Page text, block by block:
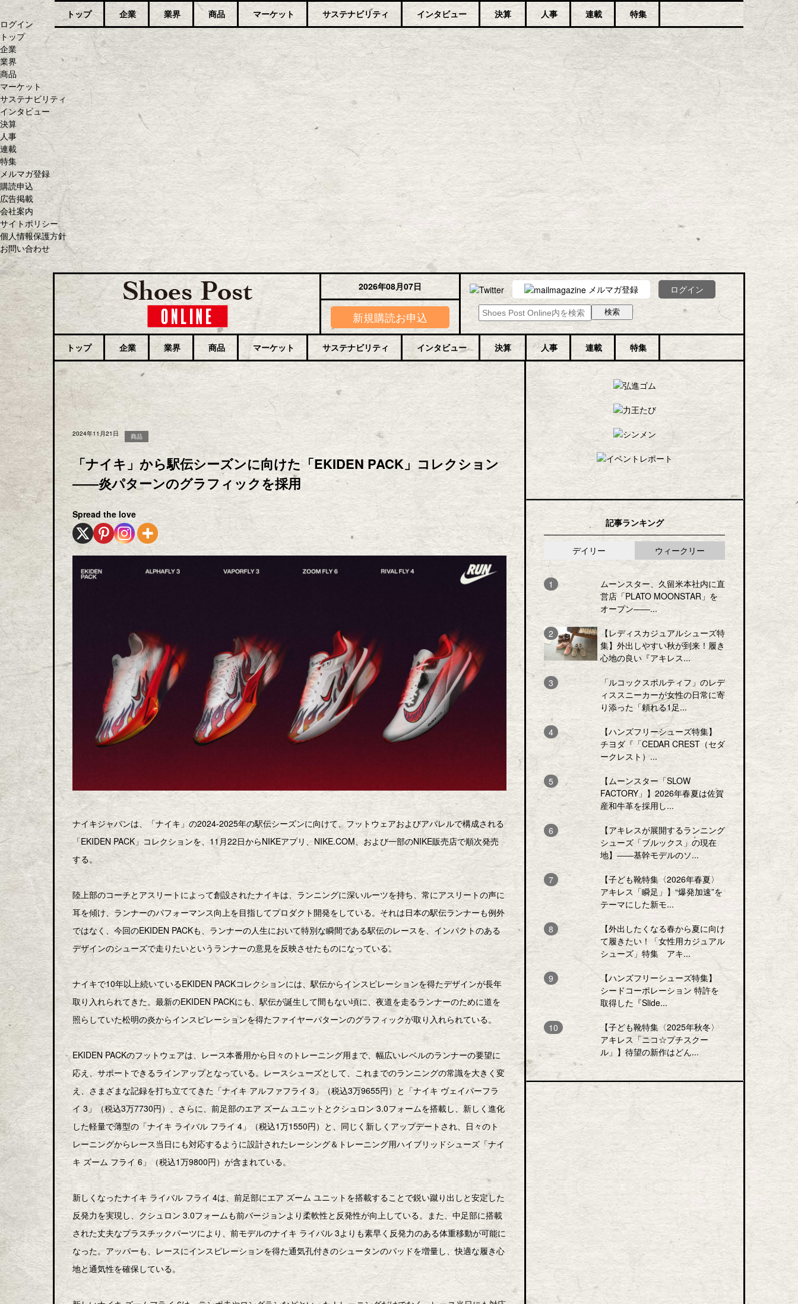
ログイン
トップ
企業
業界
商品
マーケット
サステナビリティ
インタビュー
決算
人事
連載
特集
メルマガ登録
購読申込
広告掲載
会社案内
サイトポリシー
個人情報保護方針
お問い合わせ
2026年08月07日
新規購読お申込
メルマガ登録 ログイン
トップ 企業 業界 商品 マーケット サステナビリティ インタビュー 決算 人事 連載 特集
トップ 企業 業界 商品 マーケット サステナビリティ インタビュー 決算 人事 連載 特集
2024年11月21日 商品
「ナイキ」から駅伝シーズンに向けた「EKIDEN PACK」コレクション
――炎パターンのグラフィックを採用
Spread the love
ナイキジャパンは、「ナイキ」の2024-2025年の駅伝シーズンに向けて、フットウェアおよびアパレルで構成される
「EKIDEN PACK」コレクションを、11月22日からNIKEアプリ、NIKE.COM、および一部のNIKE販売店で順次発売
する。
陸上部のコーチとアスリートによって創設されたナイキは、ランニングに深いルーツを持ち、常にアスリートの声に
耳を傾け、ランナーのパフォーマンス向上を目指してプロダクト開発をしている。それは日本の駅伝ランナーも例外
ではなく、今回のEKIDEN PACKも、ランナーの人生において特別な瞬間である駅伝のレースを、インパクトのある
デザインのシューズで走りたいというランナーの意見を反映させたものになっている。
ナイキで10年以上続いているEKIDEN PACKコレクションには、駅伝からインスピレーションを得たデザインが長年
取り入れられてきた。最新のEKIDEN PACKにも、駅伝が誕生して間もない頃に、夜道を走るランナーのために道を
照らしていた松明の炎からインスピレーションを得たファイヤーパターンのグラフィックが取り入れられている。
EKIDEN PACKのフットウェアは、レース本番用から日々のトレーニング用まで、幅広いレベルのランナーの要望に
応え、サポートできるラインアップとなっている。レースシューズとして、これまでのランニングの常識を大きく変
え、さまざまな記録を打ち立ててきた「ナイキ アルファフライ 3」（税込3万9655円）と「ナイキ ヴェイパーフラ
イ 3」（税込3万7730円）、さらに、前足部のエア ズーム ユニットとクシュロン 3.0フォームを搭載し、新しく進化
した軽量で薄型の「ナイキ ライバル フライ 4」（税込1万1550円）と、同じく新しくアップデートされ、日々のト
レーニングからレース当日にも対応するように設計されたレーシング＆トレーニング用ハイブリッドシューズ「ナイ
キ ズーム フライ 6」（税込1万9800円）が含まれている。
新しくなったナイキ ライバル フライ 4は、前足部にエア ズーム ユニットを搭載することで鋭い蹴り出しと安定した
反発力を実現し、クシュロン 3.0フォームも前バージョンより柔軟性と反発性が向上している。また、中足部に搭載
された丈夫なプラスチックパーツにより、前モデルのナイキ ライバル 3よりも素早く反発力のある体重移動が可能に
なった。アッパーも、レースにインスピレーションを得た通気孔付きのシュータンのパッドを増量し、快適な履き心
地と通気性を確保している。
記事ランキング
デイリー ウィークリー
ムーンスター、久留米本社内に直
営店「PLATO MOONSTAR」を
オープン――...
【レディスカジュアルシューズ特
集】外出しやすい秋が到来！履き
心地の良い『アキレス...
「ルコックスポルティフ」のレデ
ィススニーカーが女性の日常に寄
り添った「頼れる1足...
【ハンズフリーシューズ特集】
チヨダ『「CEDAR CREST（セダ
ークレスト）...
【ムーンスター「SLOW
FACTORY」】2026年春夏は佐賀
産和牛革を採用し...
【アキレスが展開するランニング
シューズ「ブルックス」の現在
地】――基幹モデルのソ...
【子ども靴特集〈2026年春夏〉
アキレス「瞬足」】“爆発加速”を
テーマにした新モ...
【外出したくなる春から夏に向け
て履きたい！「女性用カジュアル
シューズ」特集 アキ...
【ハンズフリーシューズ特集】
シードコーポレーション 特許を
取得した『Slide...
【子ども靴特集〈2025年秋冬〉
アキレス「ニコ☆プチスクー
ル」】待望の新作はどん...